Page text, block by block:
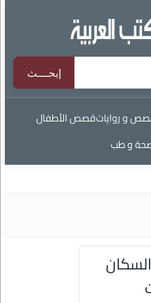
و رواياتقصص الأطفال
و طب